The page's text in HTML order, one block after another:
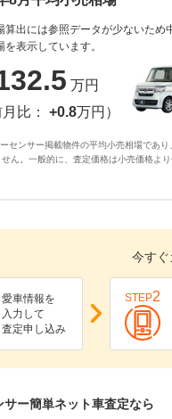
算出には参照データが少ないため
を表示しています。
万円
月比： +0.8万円）
センサー掲載物件の平均小売相場であり
ん。一般的に、査定価格は小売価格より
今すぐ
愛車情報を
入力して
査定申し込み
STEP2
サー簡単ネット車査定なら